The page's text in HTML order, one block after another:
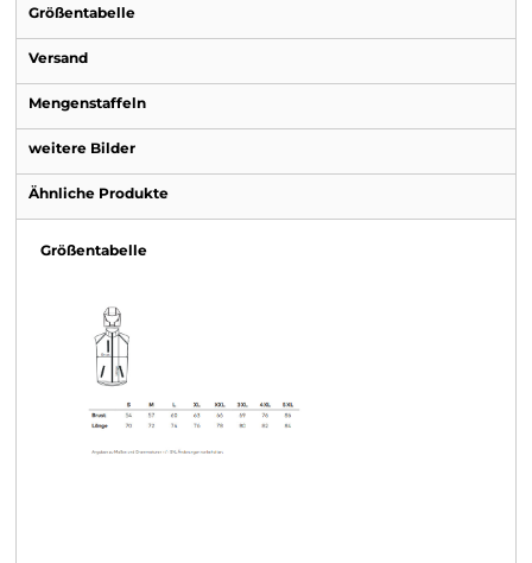
Größentabelle
Versand
Mengenstaffeln
weitere Bilder
Ähnliche Produkte
Größentabelle